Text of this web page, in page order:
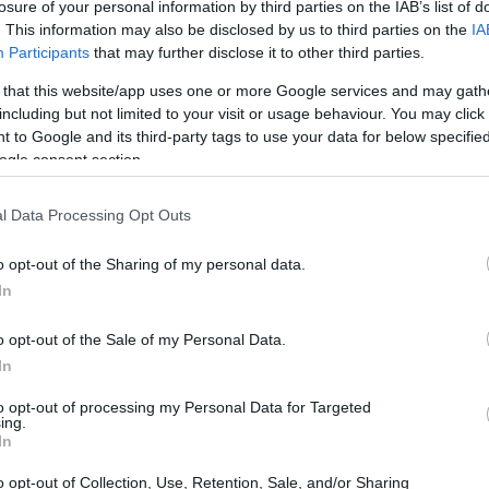
of your personal information by third parties on the IAB’s list of
This information may also be disclosed by us to third parties on the
Participants that may further disclose it to other third parties.
that this website/app uses one or more Google services and may
but not limited to your visit or usage behaviour. You may
to Google and its third-party tags to use your data for below
consent section.
Data Processing Opt Outs
opt-out of the Sharing of my personal data.
opt-out of the Sale of my Personal Data.
opt-out of processing my Personal Data for Targeted
opt-out of Collection, Use, Retention, Sale, and/or Sharing
τον πλανήτη ότι η Ελλάδα θα
λόγο για κατακόρυφη αύξηση των
τις πρώτες μέρες του 2022,
οι επαγγελματίες του Τουρισμού.
το Υπουργείο Τουρισμού, η
ο Ελληνικός Οργανισμός Τουρισμού, η
τα γραφεία του ΕΟΤ στο εξωτερικό και
προσπάθεια», είπε και πρόσθεσε:
τιμή να με έχει ορίσει ο
21:11
21:01